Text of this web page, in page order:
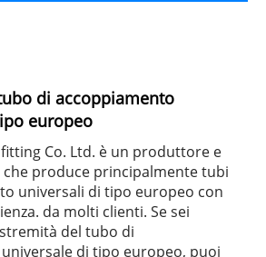
di accoppiamento
europeo
Co. Ltd. è un produttore e
produce principalmente tubi
universali di tipo europeo con
da molti clienti. Se sei
del tubo di
di tipo europeo, puoi